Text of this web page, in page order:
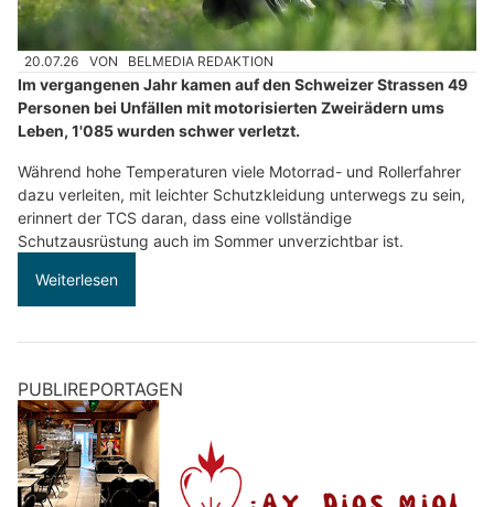
20.07.26 VON BELMEDIA REDAKTION
Im vergangenen Jahr kamen auf den Schweizer Strassen 49
Personen bei Unfällen mit motorisierten Zweirädern ums
Leben, 1'085 wurden schwer verletzt.
Während hohe Temperaturen viele Motorrad- und Rollerfahrer
dazu verleiten, mit leichter Schutzkleidung unterwegs zu sein,
erinnert der TCS daran, dass eine vollständige
Schutzausrüstung auch im Sommer unverzichtbar ist.
Weiterlesen
PUBLIREPORTAGEN